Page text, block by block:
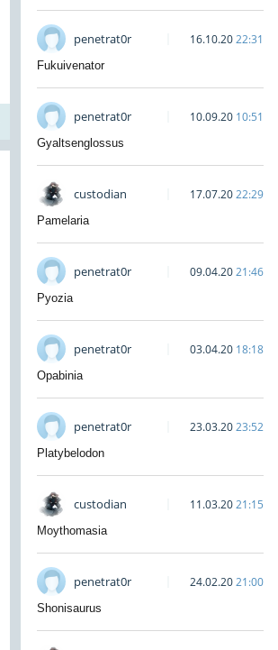
penetrat0r 16.10.2022:31
Fukuivenator
penetrat0r 10.09.20 10:51
Gyaltsenglossus
custodian 17.07.2022:29
Pamelaria
penetrat0r 09.04.2021:46
Pyozia
penetrat0r 03.04.20 18:18
Opabinia
penetrat0r 23.03.2023:52
Platybelodon
custodian 11.03.2021:15
Moythomasia
penetrat0r 24.02.2021:00
Shonisaurus